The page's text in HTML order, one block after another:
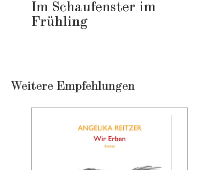
Im Schaufenster im
Frühling
Weitere Empfehlungen